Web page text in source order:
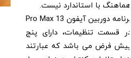
هماهنگ با استاندارد نیست.
برنامه دوربین آیفون 13 Pro Max
در قسمت تنظیمات، دارای پنج
پیش فرض می باشد که عبارتند